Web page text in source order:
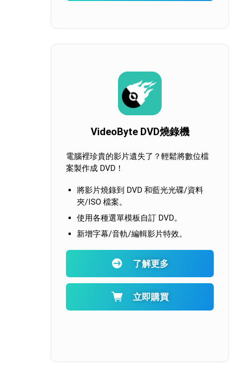
VideoByte DVD燒錄機
電腦裡珍貴的影片遺失了？輕鬆將數位檔
案製作成 DVD！
將影片燒錄到 DVD 和藍光光碟/資料
夾/ISO 檔案。
使用各種選單模板自訂 DVD。
新增字幕/音軌/編輯影片特效。
了解更多
立即購買